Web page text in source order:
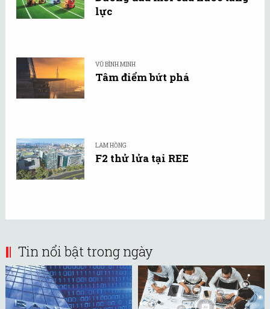
lực
VŨ BÌNH MINH
Tâm điểm bứt phá
LAM HỒNG
F2 thử lửa tại REE
Tin nổi bật trong ngày